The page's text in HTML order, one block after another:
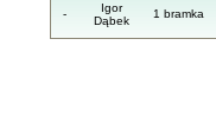
-
Igor
Dąbek
1 bramka